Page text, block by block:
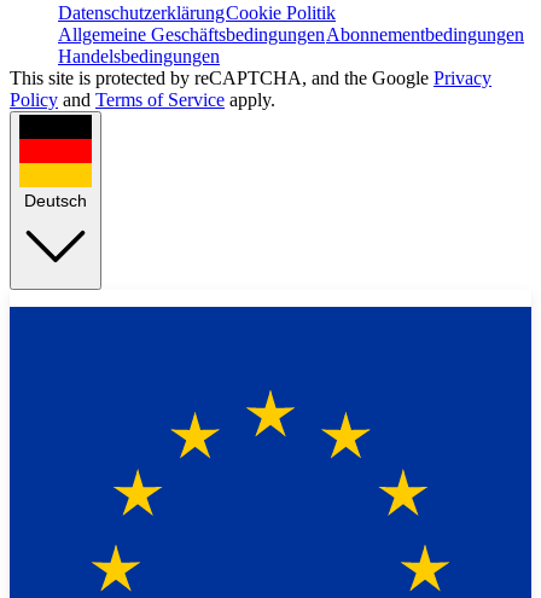
DatenschutzerklärungCookie Politik
Allgemeine GeschäftsbedingungenAbonnementbedingungen
Handelsbedingungen
This site is protected by reCAPTCHA, and the Google Privacy
Policy and Terms of Service apply.
Deutsch